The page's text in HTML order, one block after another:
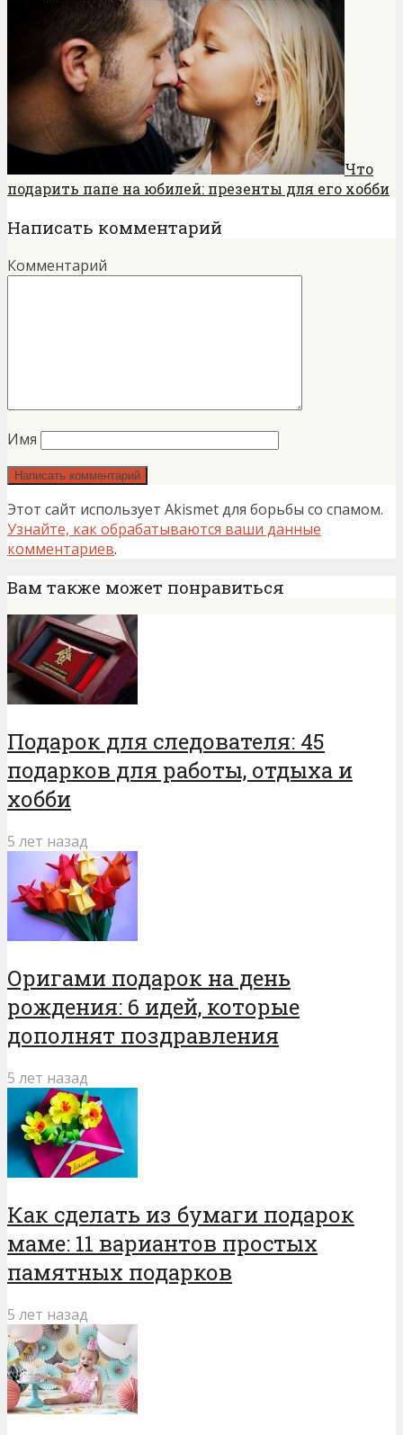
Что
подарить папе на юбилей: презенты для его хобби
Написать комментарий
Комментарий
Имя
Этот сайт использует Akismet для борьбы со спамом.
Узнайте, как обрабатываются ваши данные
комментариев.
Вам также может понравиться
Подарок для следователя: 45
подарков для работы, отдыха и
хобби
5 лет назад
Оригами подарок на день
рождения: 6 идей, которые
дополнят поздравления
5 лет назад
Как сделать из бумаги подарок
маме: 11 вариантов простых
памятных подарков
5 лет назад